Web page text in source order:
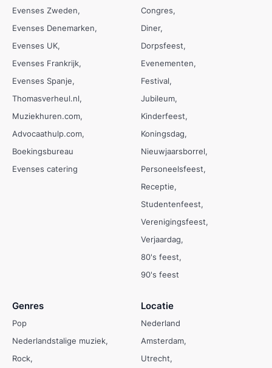
Evenses Zweden
Evenses Denemarken
Evenses UK
Evenses Frankrijk
Evenses Spanje
Thomasverheul.nl
Muziekhuren.com
Advocaathulp.com
Boekingsbureau
Evenses catering
Congres
Diner
Dorpsfeest
Evenementen
Festival
Jubileum
Kinderfeest
Koningsdag
Nieuwjaarsborrel
Personeelsfeest
Receptie
Studentenfeest
Verenigingsfeest
Verjaardag
80's feest
90's feest
Genres
Pop
Nederlandstalige muziek
Rock
Locatie
Nederland
Amsterdam
Utrecht